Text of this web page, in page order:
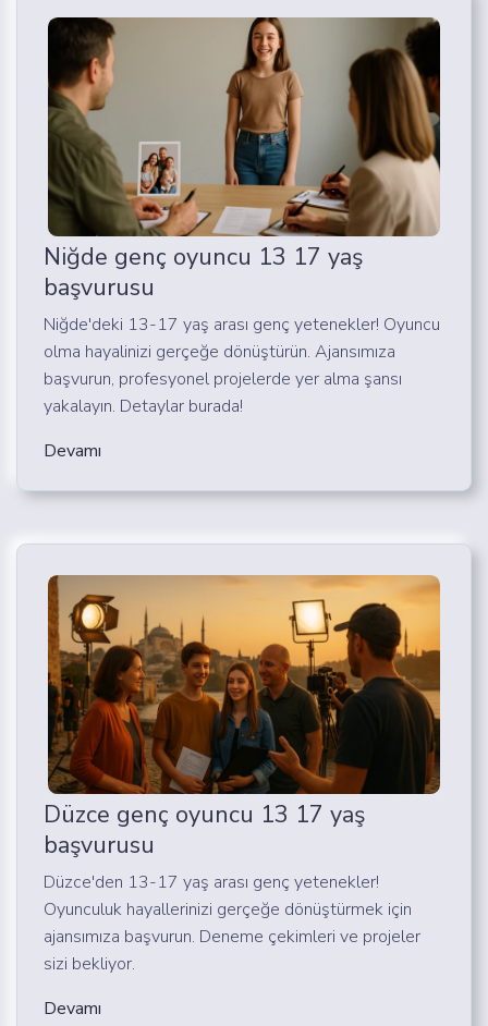
Niğde genç oyuncu 13 17 yaş
başvurusu
Niğde'deki 13-17 yaş arası genç yetenekler! Oyuncu
olma hayalinizi gerçeğe dönüştürün. Ajansımıza
başvurun, profesyonel projelerde yer alma şansı
yakalayın. Detaylar burada!
Devamı
Düzce genç oyuncu 13 17 yaş
başvurusu
Düzce'den 13-17 yaş arası genç yetenekler!
Oyunculuk hayallerinizi gerçeğe dönüştürmek için
ajansımıza başvurun. Deneme çekimleri ve projeler
sizi bekliyor.
Devamı